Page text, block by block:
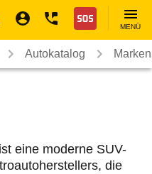
Nothilfe
MENÜ
Autokatalog
eine moderne SUV-
die